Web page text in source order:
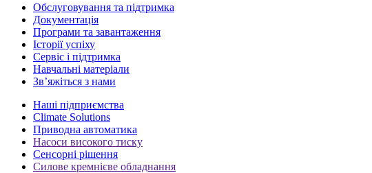
Обслуговування та підтримка
Документація
Програми та завантаження
Історії успіху
Сервіс і підтримка
Навчальні матеріали
Зв’яжіться з нами
Наші підприємства
Climate Solutions
Приводна автоматика
Насоси високого тиску
Сенсорні рішення
Силове кремнієве обладнання